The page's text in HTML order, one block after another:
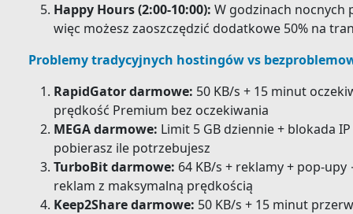
Happy Hours (2:00-10:00): W godzinach nocnych
więc możesz zaoszczędzić dodatkowe 50% na
Problemy tradycyjnych hostingów vs
RapidGator darmowe: 50 KB/s + 15 minut
prędkość Premium bez oczekiwania
MEGA darmowe: Limit 5 GB dziennie + blokada
pobierasz ile potrzebujesz
TurboBit darmowe: 64 KB/s + reklamy + pop-
reklam z maksymalną prędkością
Keep2Share darmowe: 50 KB/s + 15 minut